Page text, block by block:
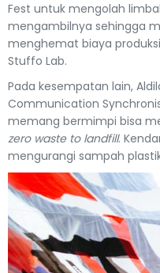
Fest untuk mengolah
mengambilnya sehingga
menghemat biaya
Stuffo Lab.
Pada kesempatan lain,
Communication
memang bermimpi bisa
zero waste to landfill.
mengurangi sampah